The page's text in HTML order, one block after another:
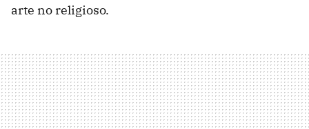
arte no religioso.